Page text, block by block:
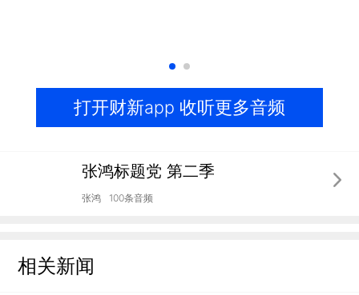
打开财新app 收听更多音频
张鸿标题党 第二季
张鸿 100条音频
相关新闻